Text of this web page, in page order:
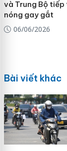
và Trung Bộ tiếp
nóng gay gắt
06/06/2026
Bài viết khác